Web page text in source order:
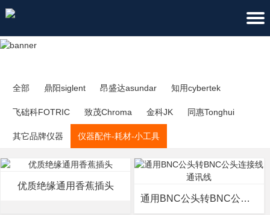
全部 鼎阳siglent 昂盛达asundar 知用cybertek
飞础科FOTRIC 致茂Chroma 金科JK 同惠Tonghui
其它品牌仪器 仪器配件-耗材-小工具
优质绝缘通用香蕉插头
通用BNC公头转BNC公头连接线 通讯线